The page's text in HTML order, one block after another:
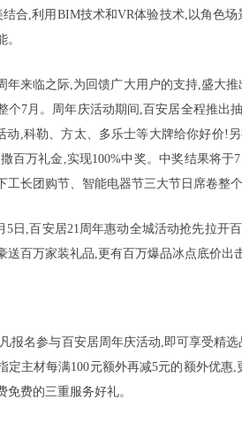
合,利用BIM技术和VR体验技术,以角色
。
年来临之际,为回馈广大用户的支持,盛大
个7月。周年庆活动期间,百安居全程推出
动,科勒、方太、多乐士等大牌给你好价!
百万礼金,实现100%中奖。中奖结果将
工长团购节、智能电器节三大节日席卷整
5日,百安居21周年惠动全城活动抢先拉开
送百万家装礼品,更有百万爆品冰点底价出
报名参与百安居周年庆活动,即可享受精
定主材每满100元额外再减5元的额外优
免费的三重服务好礼。